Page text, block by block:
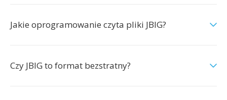
Jakie oprogramowanie czyta pliki JBIG?
Czy JBIG to format bezstratny?